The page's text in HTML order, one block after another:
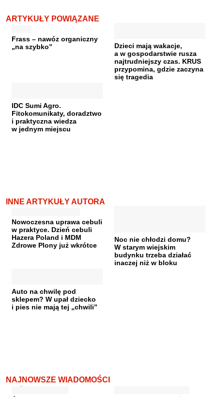
ARTYKUŁY POWIĄZANE
Frass – nawóz organiczny
„na szybko”
Dzieci mają wakacje,
a w gospodarstwie rusza
najtrudniejszy czas. KRUS
przypomina, gdzie zaczyna
się tragedia
IDC Sumi Agro.
Fitokomunikaty, doradztwo
i praktyczna wiedza
w jednym miejscu
INNE ARTYKUŁY AUTORA
Nowoczesna uprawa cebuli
w praktyce. Dzień cebuli
Hazera Poland i MDM
Zdrowe Plony już wkrótce
Noc nie chłodzi domu?
W starym wiejskim
budynku trzeba działać
inaczej niż w bloku
Auto na chwilę pod
sklepem? W upał dziecko
i pies nie mają tej „chwili”
NAJNOWSZE WIADOMOŚCI